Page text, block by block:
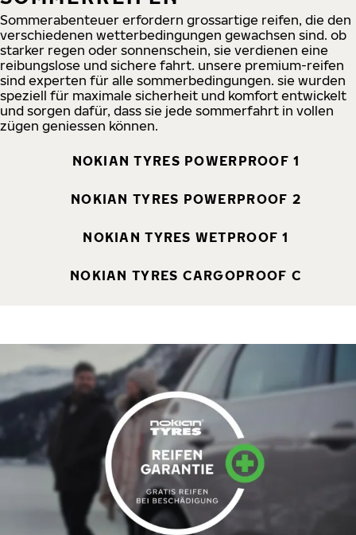
Sommerabenteuer erfordern grossartige reifen, die den
verschiedenen wetterbedingungen gewachsen sind. ob
starker regen oder sonnenschein, sie verdienen eine
reibungslose und sichere fahrt. unsere premium-reifen
sind experten für alle sommerbedingungen. sie wurden
speziell für maximale sicherheit und komfort entwickelt
und sorgen dafür, dass sie jede sommerfahrt in vollen
zügen geniessen können.
NOKIAN TYRES POWERPROOF 1
NOKIAN TYRES POWERPROOF 2
NOKIAN TYRES WETPROOF 1
NOKIAN TYRES CARGOPROOF C